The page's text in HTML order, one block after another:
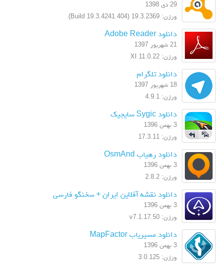
29 دی 1398
ورژن: 19.3.2369 (Build 19.3.4241.404)
دانلود Adobe Reader
21 شهریور 1397
ورژن: XI 11.0.22
دانلود تلگرام
18 شهریور 1397
ورژن: 4.9.1
دانلود Sygic سایجیک
3 بهمن 1396
ورژن: 17.3.11
دانلود رهیاب OsmAnd
3 بهمن 1396
ورژن: 2.8.2
دانلود نقشه آفلاین ایران + سخنگو فارسی
3 بهمن 1396
ورژن: v7.1.17.50
دانلود مسیریاب MapFactor
3 بهمن 1396
ورژن: 3.0.125